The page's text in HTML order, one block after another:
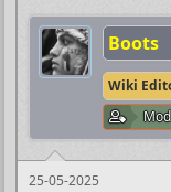
Boots
Wiki
25-05-2025